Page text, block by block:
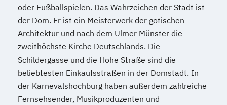
oder Fußballspielen. Das Wahrzeichen der Stadt ist
der Dom. Er ist ein Meisterwerk der gotischen
Architektur und nach dem Ulmer Münster die
zweithöchste Kirche Deutschlands. Die
Schildergasse und die Hohe Straße sind die
beliebtesten Einkaufsstraßen in der Domstadt. In
der Karnevalshochburg haben außerdem zahlreiche
Fernsehsender, Musikproduzenten und